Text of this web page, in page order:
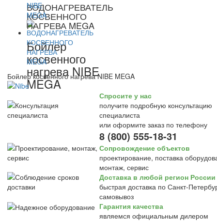
ВОДОНАГРЕВАТЕЛЬ
КОСВЕННОГО
НАГРЕВА MEGA
Бойлер
косвенного
нагрева NIBE
MEGA
Бойлер косвенного нагрева NIBE MEGA
Спросите у нас
получите подробную консультацию
специалиста
или оформите заказ по телефону
8 (800) 555-18-31
Сопровождение объектов
проектирование, поставка
монтаж, сервис
Доставка в любой регион России
быстрая доставка по Санкт-
самовывоз
Гарантия качества
являемся официальным дилером